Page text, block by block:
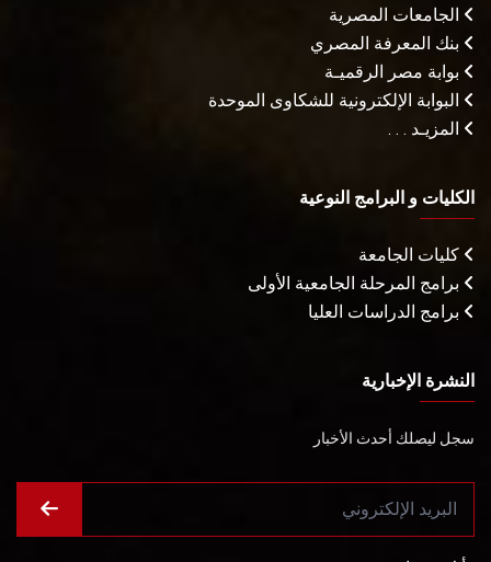
الجامعات المصرية
بنك المعرفة المصري
بوابة مصر الرقميـة
البوابة الإلكترونية للشكاوى الموحدة
المزيـد . . .
الكليات و البرامج النوعية
كليات الجامعة
برامج المرحلة الجامعية الأولى
برامج الدراسات العليا
النشرة الإخبارية
سجل ليصلك أحدث الأخبار